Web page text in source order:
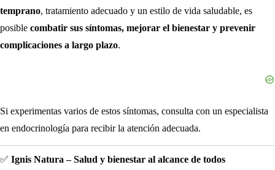
temprano, tratamiento adecuado y un estilo de vida saludable, es
posible combatir sus síntomas, mejorar el bienestar y prevenir
complicaciones a largo plazo.
Si experimentas varios de estos síntomas, consulta con un especialista
en endocrinología para recibir la atención adecuada.
✅ Ignis Natura – Salud y bienestar al alcance de todos